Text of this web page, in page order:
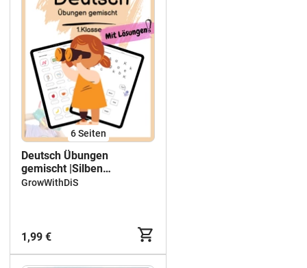
6Seiten
Deutsch Übungen
gemischt |Silben
schwingen,Wörter
GrowWithDiS
1,99 €